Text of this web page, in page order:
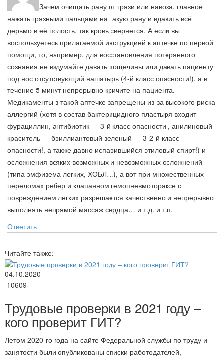
Зачем очищать рану от грязи или навоза, главное
нажать грязными пальцами на такую рану и вдавить всё
дерьмо в её полость, так кровь свернется. А если вы
воспользуетесь прилагаемой инструкцией к аптечке по первой
помощи, то, например, для восстановления потерянного
сознания не вздумайте давать пощечины или давать пациенту
под нос отсутствующий нашатырь (4-й класс опасности!), а в
течение 5 минут непрерывно кричите на пациента.
Медикаменты в такой аптечке запрещены из-за высокого риска
аллергий (хотя в состав бактерицидного пластыря входит
фурациллин, антибиотик — 3-й класс опасности!, анилиновый
краситель — бриллиантовый зеленый — 3-2-й класс
опасности!, а также давно испарившийся этиловый спирт!) и
осложнения всяких возможных и невозможных осложнений
(типа эмфизема легких, ХОБЛ…), а вот при множественных
переломах ребер и клапанном гемопневмотораксе с
повреждением легких разрешается качественно и непрерывно
выполнять непрямой массаж сердца… и т.д. и т.п.
Ответить
Читайте также:
04.10.2020
10609
Трудовые проверки в 2021 году –
кого проверит ГИТ?
Летом 2020-го года на сайте Федеральной службы по труду и
занятости были опубликованы списки работодателей,